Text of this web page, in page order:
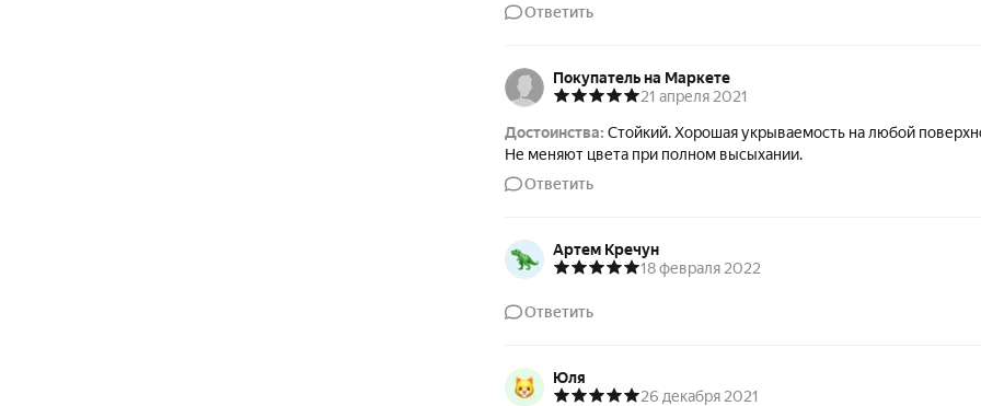
Ответить
Покупатель на Маркете
21 апреля 2021
Достоинства: Стойкий. Хорошая укрываемость на любой
Не меняют цвета при полном высыхании.
Ответить
Артем Кречун
18 февраля 2022
Ответить
Юля
26 декабря 2021